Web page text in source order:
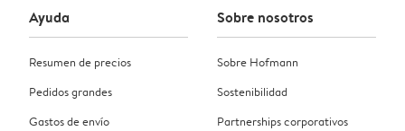
Ayuda
Resumen de precios
Pedidos grandes
Gastos de envío
Sobre nosotros
Sobre Hofmann
Sostenibilidad
Partnerships corporativos